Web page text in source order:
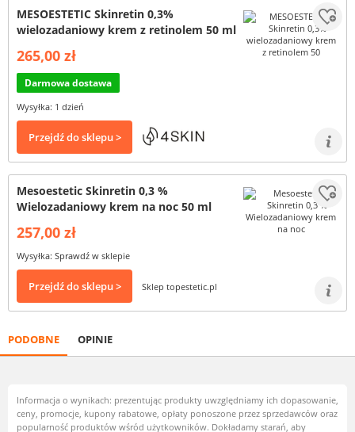
MESOESTETIC Skinretin 0,3%
wielozadaniowy krem z retinolem 50 ml
265,00 zł
Darmowa dostawa
Wysyłka: 1 dzień
Przejdź do sklepu >
Mesoestetic Skinretin 0,3 %
Wielozadaniowy krem na noc 50 ml
257,00 zł
Wysyłka: Sprawdź w sklepie
Przejdź do sklepu > Sklep topestetic.pl
PODOBNE OPINIE
Informacja o wynikach: prezentując produkty uwzględniamy ich dopasowanie,
ceny, promocje, kupony rabatowe, opłaty ponoszone przez sprzedawców oraz
popularność produktów wśród użytkowników. Dokładamy starań, aby